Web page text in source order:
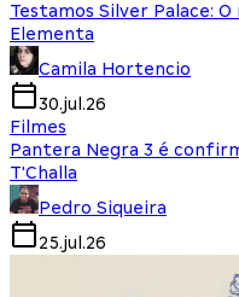
Testamos Silver Palace:
Elementa
Camila Hortencio
30.jul.26
Filmes
Pantera Negra 3 é
T'Challa
Pedro Siqueira
25.jul.26